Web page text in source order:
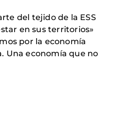
del tejido de la ESS
en sus territorios»
por la economía
Una economía que no